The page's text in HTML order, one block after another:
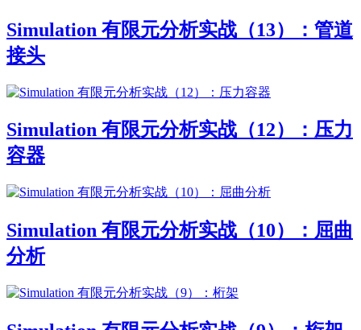
Simulation 有限元分析实战（13）：管道
接头
Simulation 有限元分析实战（12）：压力
容器
Simulation 有限元分析实战（10）：屈曲
分析